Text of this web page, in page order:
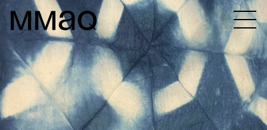
Aller au contenu
Maison des métiers d&#039;art de Québec